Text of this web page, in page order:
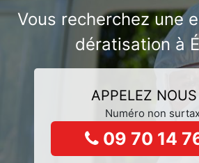
Vous recherchez une
dératisation à
APPELEZ
Numéro non
09 70 14